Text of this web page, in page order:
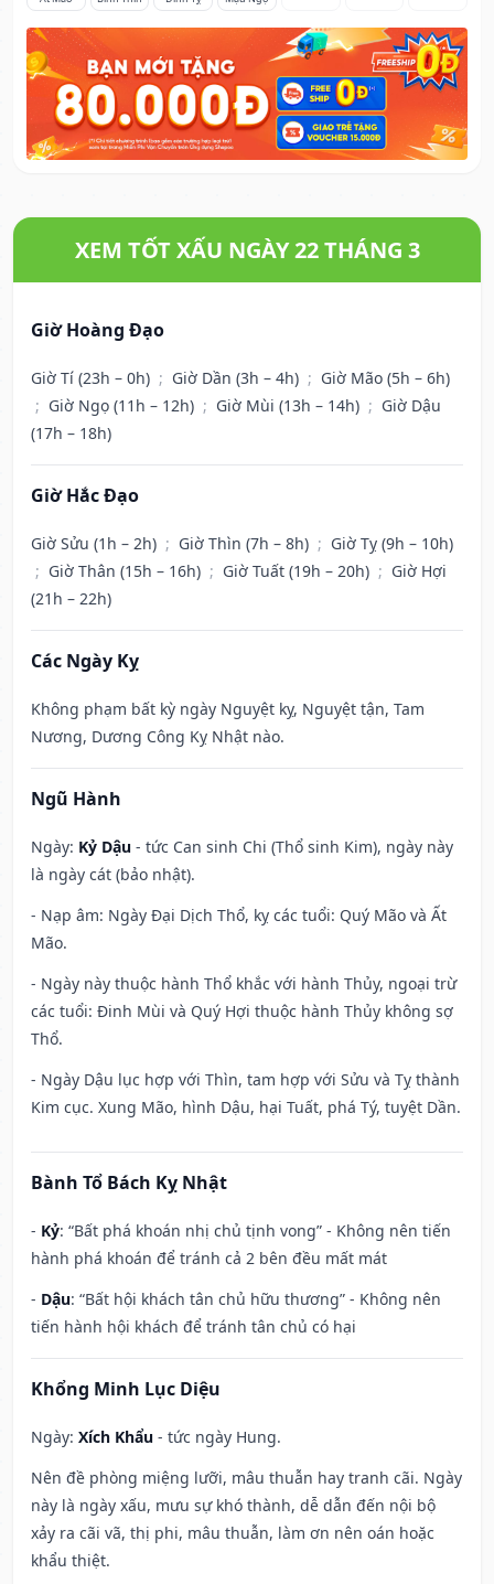
XEM TỐT XẤU NGÀY 22 THÁNG 3
Giờ Hoàng Đạo
Giờ Tí (23h – 0h) ; Giờ Dần (3h – 4h) ; Giờ Mão (5h – 6h)
; Giờ Ngọ (11h – 12h) ; Giờ Mùi (13h – 14h) ; Giờ Dậu
(17h – 18h)
Giờ Hắc Đạo
Giờ Sửu (1h – 2h) ; Giờ Thìn (7h – 8h) ; Giờ Tỵ (9h – 10h)
; Giờ Thân (15h – 16h) ; Giờ Tuất (19h – 20h) ; Giờ Hợi
(21h – 22h)
Các Ngày Kỵ
Không phạm bất kỳ ngày Nguyệt kỵ, Nguyệt tận, Tam
Nương, Dương Công Kỵ Nhật nào.
Ngũ Hành
Ngày: Kỷ Dậu - tức Can sinh Chi (Thổ sinh Kim), ngày này
là ngày cát (bảo nhật).
- Nạp âm: Ngày Đại Dịch Thổ, kỵ các tuổi: Quý Mão và Ất
Mão.
- Ngày này thuộc hành Thổ khắc với hành Thủy, ngoại trừ
các tuổi: Đinh Mùi và Quý Hợi thuộc hành Thủy không sợ
Thổ.
- Ngày Dậu lục hợp với Thìn, tam hợp với Sửu và Tỵ thành
Kim cục. Xung Mão, hình Dậu, hại Tuất, phá Tý, tuyệt Dần.
Bành Tổ Bách Kỵ Nhật
- Kỷ: “Bất phá khoán nhị chủ tịnh vong” - Không nên tiến
hành phá khoán để tránh cả 2 bên đều mất mát
- Dậu: “Bất hội khách tân chủ hữu thương” - Không nên
tiến hành hội khách để tránh tân chủ có hại
Khổng Minh Lục Diệu
Ngày: Xích Khẩu - tức ngày Hung.
Nên đề phòng miệng lưỡi, mâu thuẫn hay tranh cãi. Ngày
này là ngày xấu, mưu sự khó thành, dễ dẫn đến nội bộ
xảy ra cãi vã, thị phi, mâu thuẫn, làm ơn nên oán hoặc
khẩu thiệt.